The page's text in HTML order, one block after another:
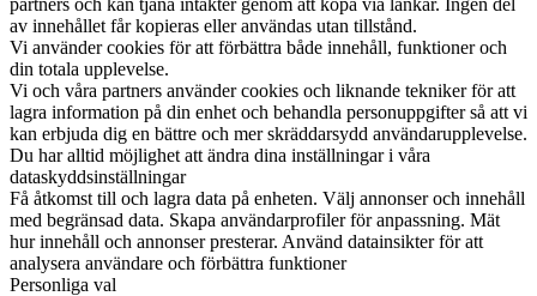
av innehållet får kopieras eller användas utan tillstånd.
Vi använder cookies för att förbättra både innehåll, funktioner och
din totala upplevelse.
Vi och våra partners använder cookies och liknande tekniker för att
lagra information på din enhet och behandla personuppgifter så att vi
kan erbjuda dig en bättre och mer skräddarsydd användarupplevelse.
Du har alltid möjlighet att ändra dina inställningar i våra
dataskyddsinställningar
Få åtkomst till och lagra data på enheten. Välj annonser och innehåll
med begränsad data. Skapa användarprofiler för anpassning. Mät
hur innehåll och annonser presterar. Använd datainsikter för att
analysera användare och förbättra funktioner
Personliga val